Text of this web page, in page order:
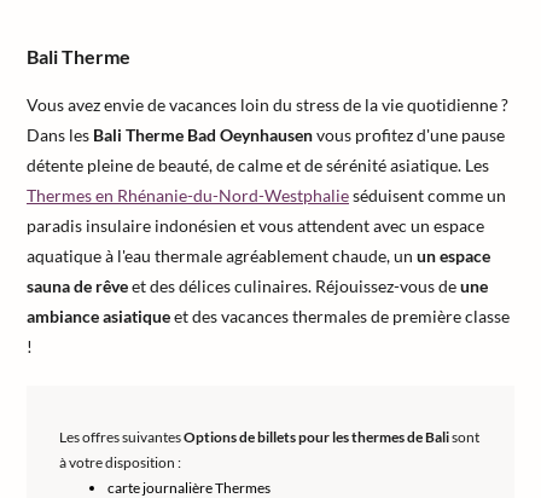
Bali Therme
Vous avez envie de vacances loin du stress de la vie quotidienne ?
Dans les Bali Therme Bad Oeynhausenvous profitez d'une pause
détente pleine de beauté, de calme et de sérénité asiatique. Les
Thermes en Rhénanie-du-Nord-Westphalieséduisent comme un
paradis insulaire indonésien et vous attendent avec un espace
aquatique à l'eau thermale agréablement chaude, un un espace
sauna de rêveet des délices culinaires. Réjouissez-vous deune
ambiance asiatiqueet des vacances thermales de première classe
!
Les offres suivantesOptions de billets pour les thermes de Balisont
à votre disposition :
carte journalière Thermes